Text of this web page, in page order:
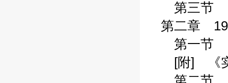
第三节 《
第二章
第一节 《
[附] 《实